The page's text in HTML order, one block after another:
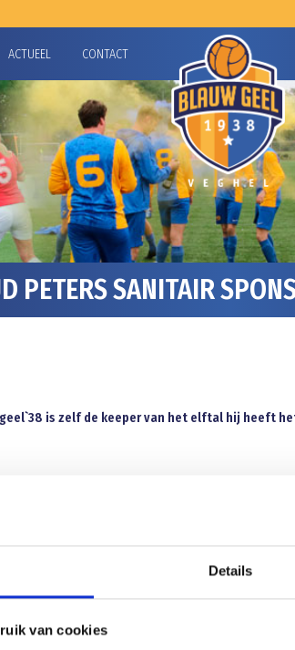
Details
van cookies
ACTUEEL CONTACT
PETERS SANITAIR
is zelf de keeper van het elftal hij heeft
met Peters Sanitair op 1 oktober 2011, na ruim twaalf
gewerkt en dus brede ervaring opgedaan. De
werd deze droom werkelijkheid en ontstond Peters
gereedschap, maakt en renoveert Ruud nu
hij systeemplafonds. Ook doet hij diverse kleinere
en ga zo maar door.. Ruud werkt voor
al het werk dat te maken heeft met water, gas en